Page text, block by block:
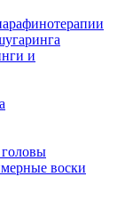
и
воски